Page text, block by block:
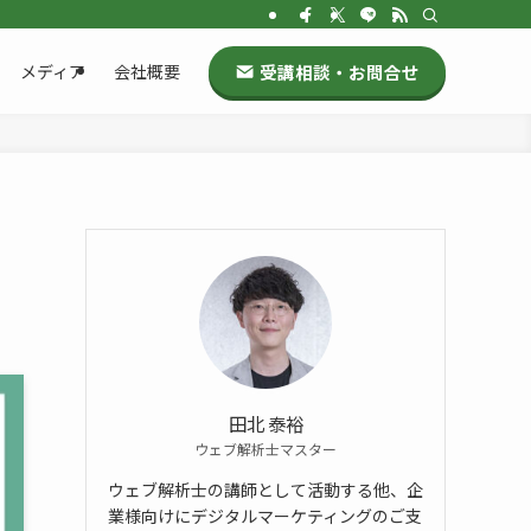
メディア 会社概要 受講相談・お問合せ
田北 泰裕
ウェブ解析士マスター
ウェブ解析士の講師として活動する他、企
業様向けにデジタルマーケティングのご支